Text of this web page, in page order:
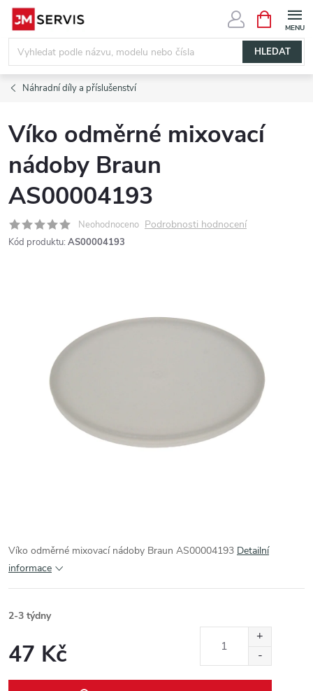
Přejít
obsah
HLEDAT
NÁKUPNÍ
KOŠÍK
Náhradní díly a příslušenství
Víko odměrné mixovací
nádoby Braun
AS00004193
Neohodnoceno Podrobnosti hodnocení
Kód produktu: AS00004193
Víko odměrné mixovací nádoby Braun AS00004193 Detailní
informace
2-3 týdny
47 Kč